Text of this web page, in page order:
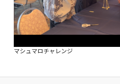
マシュマロチャレンジ